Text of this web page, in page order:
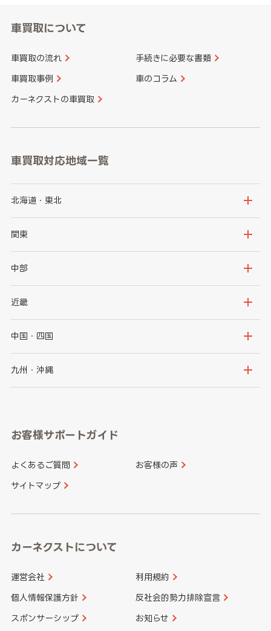
車買取について
車買取の流れ 手続きに必要な書類
車買取事例 車のコラム
カーネクストの車買取
車買取対応地域一覧
北海道・東北
北海道
岩手県
秋田県
関東
茨城県
群馬県
千葉県
中部
新潟県
石川県
山梨県
愛知県
近畿
大阪府
京都府
和歌山県
中国・四国
鳥取県
山口県
香川県 愛媛県
九州・沖縄
長崎県
大分県 宮崎県
お客様サポートガイド
よくあるご質問 お客様の声
サイトマップ
カーネクストについて
運営会社 利用規約
個人情報保護方針 反社会的勢力排除宣言
スポンサーシップ お知らせ